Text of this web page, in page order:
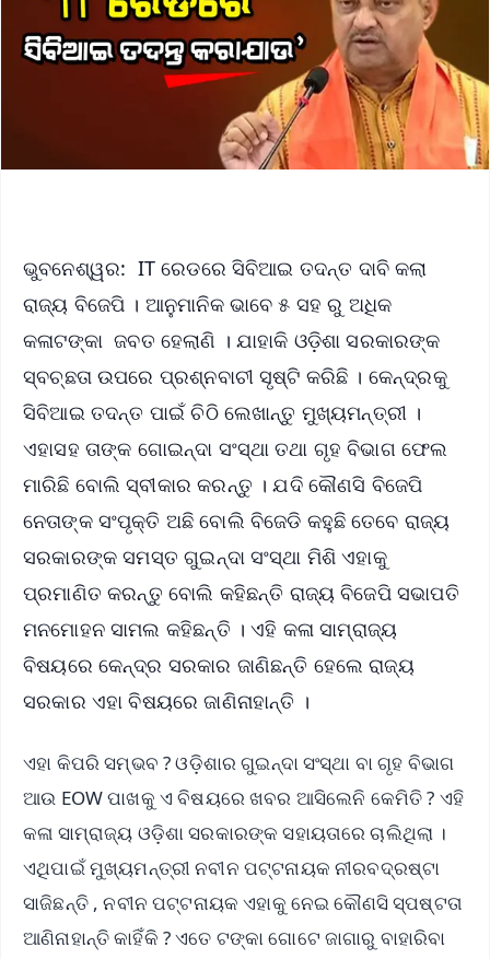
ଭୁବନେଶ୍ୱର: IT ରେଡରେ ସିବିଆଇ ତଦନ୍ତ ଦାବି କଲା
ରାଜ୍ୟ ବିଜେପି । ଆନୁମାନିକ ଭାବେ ୫ ସହ ରୁ ଅଧିକ
କଳାଟଙ୍କା ଜବତ ହେଲାଣି । ଯାହାକି ଓଡ଼ିଶା ସରକାରଙ୍କ
ସ୍ବଚ୍ଛତା ଉପରେ ପ୍ରଶ୍ନବାଚୀ ସୃଷ୍ଟି କରିଛି । କେନ୍ଦ୍ରକୁ
ସିବିଆଇ ତଦନ୍ତ ପାଇଁ ଚିଠି ଲେଖାନ୍ତୁ ମୁଖ୍ୟମନ୍ତ୍ରୀ ।
ଏହାସହ ତାଙ୍କ ଗୋଇନ୍ଦା ସଂସ୍ଥା ତଥା ଗୃହ ବିଭାଗ ଫେଲ
ମାରିଛି ବୋଲି ସ୍ବୀକାର କରନ୍ତୁ । ଯଦି କୌଣସି ବିଜେପି
ନେତାଙ୍କ ସଂପୃକ୍ତି ଅଛି ବୋଲି ବିଜେଡି କହୁଛି ତେବେ ରାଜ୍ୟ
ସରକାରଙ୍କ ସମସ୍ତ ଗୁଇନ୍ଦା ସଂସ୍ଥା ମିଶି ଏହାକୁ
ପ୍ରମାଣିତ କରନ୍ତୁ ବୋଲି କହିଛନ୍ତି ରାଜ୍ୟ ବିଜେପି ସଭାପତି
ମନମୋହନ ସାମଲ କହିଛନ୍ତି । ଏହି କଳା ସାମ୍ରାଜ୍ୟ
ବିଷୟରେ କେନ୍ଦ୍ର ସରକାର ଜାଣିଛନ୍ତି ହେଲେ ରାଜ୍ୟ
ସରକାର ଏହା ବିଷୟରେ ଜାଣିନାହାନ୍ତି ।
ଏହା କିପରି ସମ୍ଭବ ? ଓଡ଼ିଶାର ଗୁଇନ୍ଦା ସଂସ୍ଥା ବା ଗୃହ ବିଭାଗ
ଆଉ EOW ପାଖକୁ ଏ ବିଷୟରେ ଖବର ଆସିଲେନି କେମିତି ? ଏହି
କଳା ସାମ୍ରାଜ୍ୟ ଓଡ଼ିଶା ସରକାରଙ୍କ ସହାୟତାରେ ଚାଲିଥିଲା ।
ଏଥିପାଇଁ ମୁଖ୍ୟମନ୍ତ୍ରୀ ନବୀନ ପଟ୍ଟନାୟକ ନୀରବଦ୍ରଷ୍ଟା
ସାଜିଛନ୍ତି , ନବୀନ ପଟ୍ଟନାୟକ ଏହାକୁ ନେଇ କୌଣସି ସ୍ପଷ୍ଟତା
ଆଣିନାହାନ୍ତି କାହିଁକି ? ଏତେ ଟଙ୍କା ଗୋଟେ ଜାଗାରୁ ବାହାରିବା